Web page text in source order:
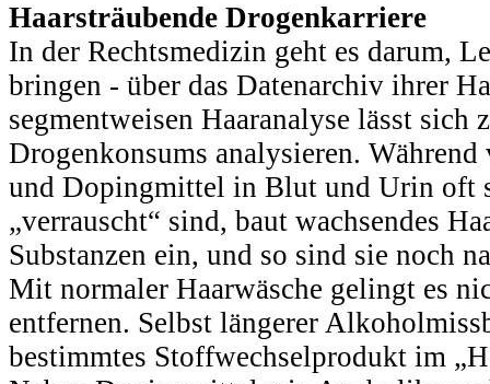
Haarsträubende Drogenkarriere
In der Rechtsmedizin geht es darum,
bringen - über das Datenarchiv ihrer
segmentweisen Haaranalyse lässt
Drogenkonsums analysieren.
und Dopingmittel in Blut und Urin oft
„verrauscht“ sind, baut wachsendes
Substanzen ein, und so sind sie noch
Mit normaler Haarwäsche gelingt es
entfernen. Selbst längerer
bestimmtes Stoffwechselprodukt im